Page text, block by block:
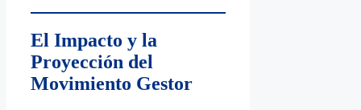
El Impacto y la
Proyección del
Movimiento Gestor